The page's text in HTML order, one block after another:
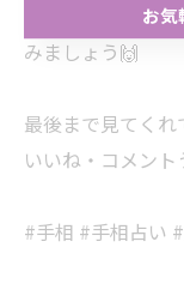
今日から自分の
みましょう🙌
最後まで見てく
いいね・コメン
#手相 #手相占い
お
お気